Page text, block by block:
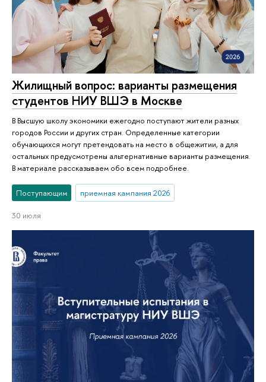
Жилищный вопрос: варианты размещения
студентов НИУ ВШЭ в Москве
В Высшую школу экономики ежегодно поступают жители разных
городов России и других стран. Определенные категории
обучающихся могут претендовать на место в общежитии, а для
остальных предусмотрены альтернативные варианты размещения.
В материале рассказываем обо всем подробнее.
Поступающим приемная кампания 2026
30 июля